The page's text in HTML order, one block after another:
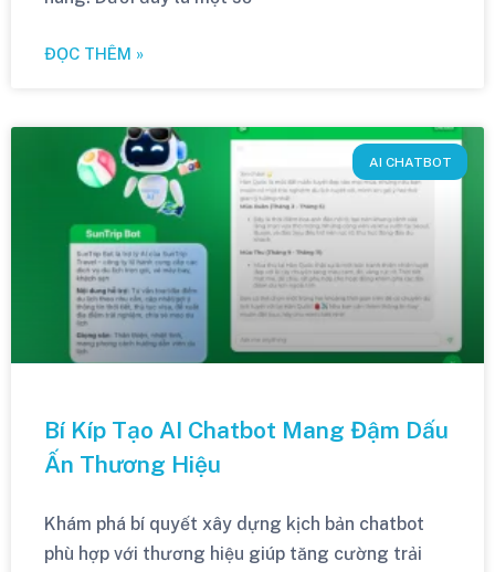
ĐỌC THÊM »
AI CHATBOT
Bí Kíp Tạo AI Chatbot Mang Đậm Dấu
Ấn Thương Hiệu
Khám phá bí quyết xây dựng kịch bản chatbot
phù hợp với thương hiệu giúp tăng cường trải